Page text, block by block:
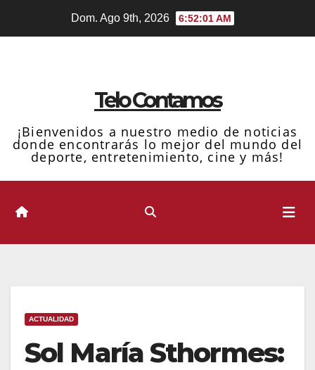
Dom. Ago 9th, 2026 6:52:02 AM
Telo Contamos
¡Bienvenidos a nuestro medio de noticias
donde encontrarás lo mejor del mundo del
deporte, entretenimiento, cine y más!
ACTUALIDAD
Sol María Sthormes: